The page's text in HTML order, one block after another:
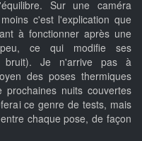
Sur une caméra
c'est l'explication que
à fonctionner après une
ce qui modifie ses
bruit). Je n'arrive pas à
des poses thermiques
nuits couvertes
ce genre de tests, mais
chaque pose, de façon